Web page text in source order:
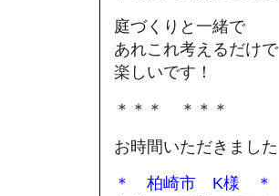
庭づくりと一緒で
あれこれ考えるだけで
楽しいです！
＊＊＊ ＊＊＊
お時間いただきました
＊ 柏崎市 K様 ＊